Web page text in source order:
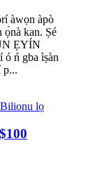
àwọn àpò
kan. Ṣé
ẸYÍN
ń gba ìṣàn
p...